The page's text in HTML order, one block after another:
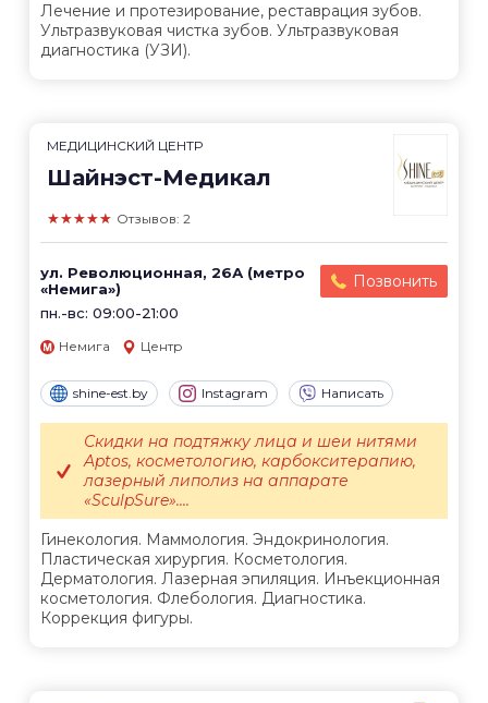
Лечение и протезирование, реставрация зубов.
Ультразвуковая чистка зубов. Ультразвуковая
диагностика (УЗИ).
МЕДИЦИНСКИЙ ЦЕНТР
Шайнэст-Медикал
★★★★★ Отзывов: 2
ул. Революционная, 26А (метро
«Немига»)
пн.-вс: 09:00-21:00
Позвонить
Немига Центр
shine-est.by Instagram Написать
Гинекология. Маммология. Эндокринология.
Пластическая хирургия. Косметология.
Дерматология. Лазерная эпиляция. Инъекционная
косметология. Флебология. Диагностика.
Коррекция фигуры.
Скидки на подтяжку лица и шеи нитями
Aptos, косметологию, карбокситерапию,
лазерный липолиз на аппарате
«SculpSure»....